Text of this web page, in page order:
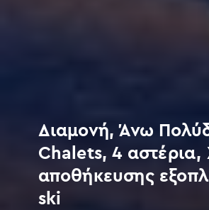
Διαμονή, Άνω
Chalets, 4
αποθήκευσης
ski